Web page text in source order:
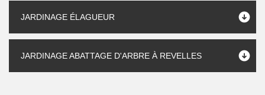
JARDINAGE ÉLAGUEUR
JARDINAGE ABATTAGE D'ARBRE À REVELLES